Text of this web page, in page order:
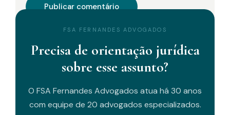
FSA FERNANDES ADVOGADOS
Precisa de orientação jurídica
sobre esse assunto?
O FSA Fernandes Advogados atua há 30 anos
com equipe de 20 advogados especializados.